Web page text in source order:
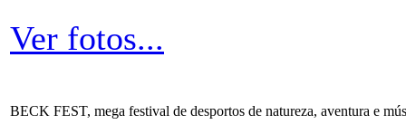
Ver fotos...
BECK FEST, mega festival de desportos de natureza, aventura e